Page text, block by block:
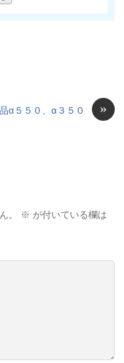
»
α５５０、α３５０
。 ※ が付いている欄は